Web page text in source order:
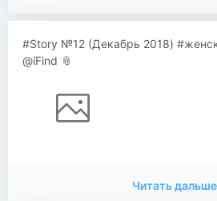
#Story №12 (Декабрь 2018)
@iFind 📎
Читать дальше